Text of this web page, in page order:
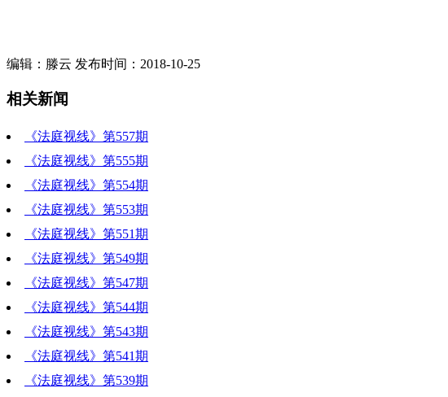
编辑：滕云 发布时间：2018-10-25
相关新闻
《法庭视线》第557期
《法庭视线》第555期
《法庭视线》第554期
《法庭视线》第553期
《法庭视线》第551期
《法庭视线》第549期
《法庭视线》第547期
《法庭视线》第544期
《法庭视线》第543期
《法庭视线》第541期
《法庭视线》第539期